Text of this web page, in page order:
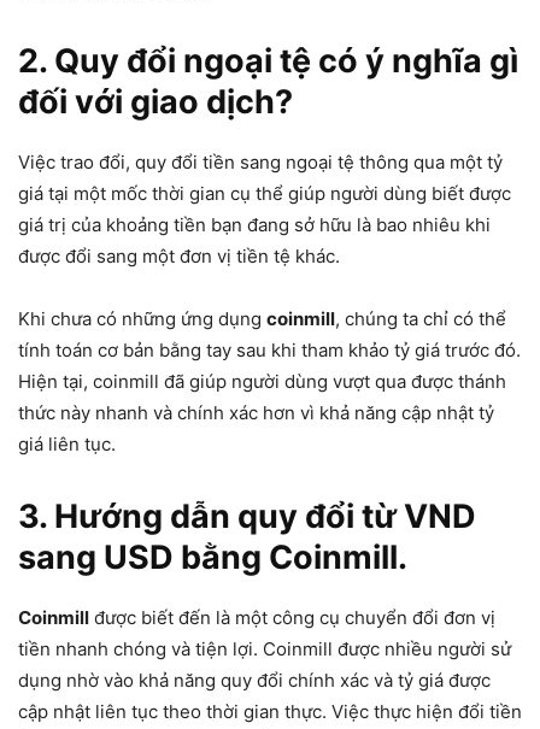
2. Quy đổi ngoại tệ có ý nghĩa gì
đối với giao dịch?
Việc trao đổi, quy đổi tiền sang ngoại tệ thông qua một tỷ
giá tại một mốc thời gian cụ thể giúp người dùng biết được
giá trị của khoảng tiền bạn đang sở hữu là bao nhiêu khi
được đổi sang một đơn vị tiền tệ khác.
Khi chưa có những ứng dụng coinmill, chúng ta chỉ có thể
tính toán cơ bản bằng tay sau khi tham khảo tỷ giá trước đó.
Hiện tại, coinmill đã giúp người dùng vượt qua được thánh
thức này nhanh và chính xác hơn vì khả năng cập nhật tỷ
giá liên tục.
3. Hướng dẫn quy đổi từ VND
sang USD bằng Coinmill.
Coinmill được biết đến là một công cụ chuyển đổi đơn vị
tiền nhanh chóng và tiện lợi. Coinmill được nhiều người sử
dụng nhờ vào khả năng quy đổi chính xác và tỷ giá được
cập nhật liên tục theo thời gian thực. Việc thực hiện đổi tiền